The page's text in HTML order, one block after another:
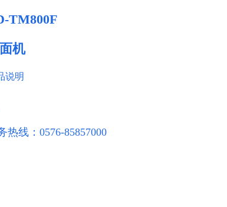
TM800F
机
说明
热线：0576-85857000